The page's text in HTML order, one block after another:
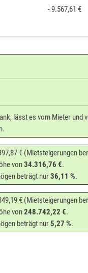
- 9.567,61 €
lässt es vom Mieter
€ (Mietsteigerungen
von34.316,76 €.
beträgt nur36,11 %.
€ (Mietsteigerungen
von248.742,22 €.
beträgt nur5,27 %.